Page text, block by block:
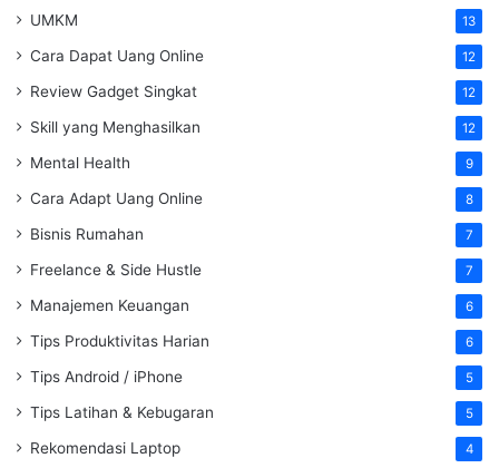
UMKM 13
Cara Dapat Uang Online 12
Review Gadget Singkat 12
Skill yang Menghasilkan 12
Mental Health 9
Cara Adapt Uang Online 8
Bisnis Rumahan 7
Freelance & Side Hustle 7
Manajemen Keuangan 6
Tips Produktivitas Harian 6
Tips Android / iPhone 5
Tips Latihan & Kebugaran 5
Rekomendasi Laptop 4